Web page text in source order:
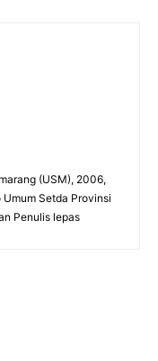
(USM), 2006,
Setda Provinsi
Penulis lepas